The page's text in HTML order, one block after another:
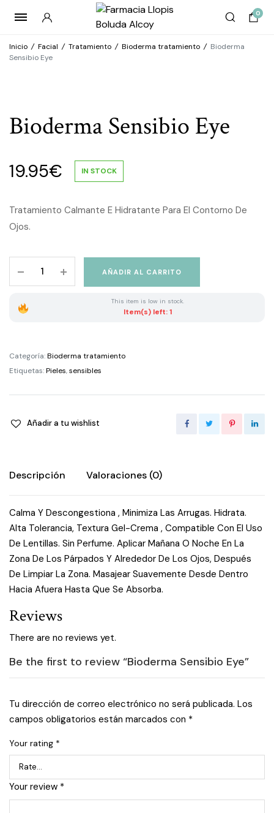
0
Inicio / Facial / Tratamiento / Bioderma tratamiento / Bioderma
Sensibio Eye
Bioderma Sensibio Eye
19.95€ IN STOCK
Tratamiento Calmante E Hidratante Para El Contorno De
Ojos.
Sensibio
AÑADIR AL CARRITO
This item is low in stock.
Item(s) left: 1
Categoría:Bioderma tratamiento
Etiquetas:Pieles,sensibles
Añadir a tu wishlist
Descripción Valoraciones (0)
Calma Y Descongestiona , Minimiza Las Arrugas. Hidrata.
Alta Tolerancia, Textura Gel-Crema , Compatible Con El Uso
De Lentillas. Sin Perfume. Aplicar Mañana O Noche En La
Zona De Los Párpados Y Alrededor De Los Ojos, Después
De Limpiar La Zona. Masajear Suavemente Desde Dentro
Hacia Afuera Hasta Que Se Absorba.
Reviews
There are no reviews yet.
Be the first to review “Bioderma Sensibio Eye”
Tu dirección de correo electrónico no será publicada. Los
campos obligatorios están marcados con *
Your rating *
Your review *